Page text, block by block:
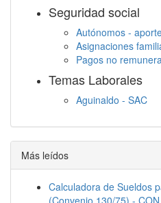
Seguridad social
Autónomos -
Asignaciones
Pagos no
Temas Laborales
Aguinaldo - SAC
Descanso semanal
Embargos
Más leídos
Calculadora de Sueldos